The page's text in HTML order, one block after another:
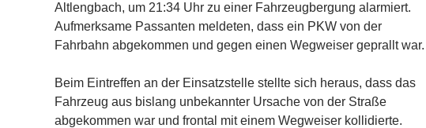
Altlengbach, um 21:34 Uhr zu einer Fahrzeugbergung alarmiert.
Aufmerksame Passanten meldeten, dass ein PKW von der
Fahrbahn abgekommen und gegen einen Wegweiser geprallt war.
Beim Eintreffen an der Einsatzstelle stellte sich heraus, dass das
Fahrzeug aus bislang unbekannter Ursache von der Straße
abgekommen war und frontal mit einem Wegweiser kollidierte.